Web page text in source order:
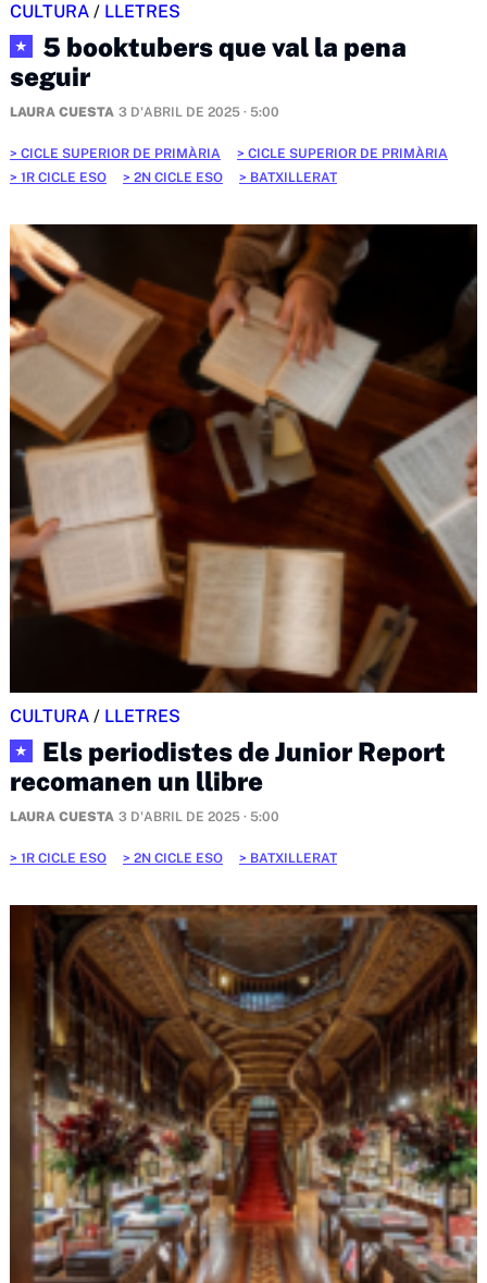
CULTURA / LLETRES
★
5 booktubers que val la pena
seguir
LAURA CUESTA 3 D'ABRIL DE 2025 · 5:00
CICLE SUPERIOR DE PRIMÀRIA
CICLE SUPERIOR DE PRIMÀRIA
1R CICLE ESO
2N CICLE ESO BATXILLERAT
CULTURA / LLETRES
★
Els periodistes de Junior Report
recomanen un llibre
LAURA CUESTA 3 D'ABRIL DE 2025 · 5:00
1R CICLE ESO 2N CICLE ESO BATXILLERAT